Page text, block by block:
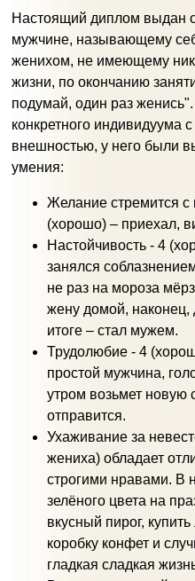
Настоящий диплом выдан
мужчине, называющему
женихом, не имеющему
жизни, по окончанию
подумай, один раз
конкретного индивидуума
внешностью, у него были
умения:
Желание стремится с
(хорошо) – приехал,
Настойчивость - 4
занялся
не раз на мороза
жену домой, наконец,
итоге – стал мужем.
Трудолюбие - 4
простой мужчина,
утром возьмет новую
отправится.
Ухаживание за
жениха) обладает
строгими нравами. В
зелёного цвета на
вкусный пирог,
коробку конфет и
гладкая сладкая